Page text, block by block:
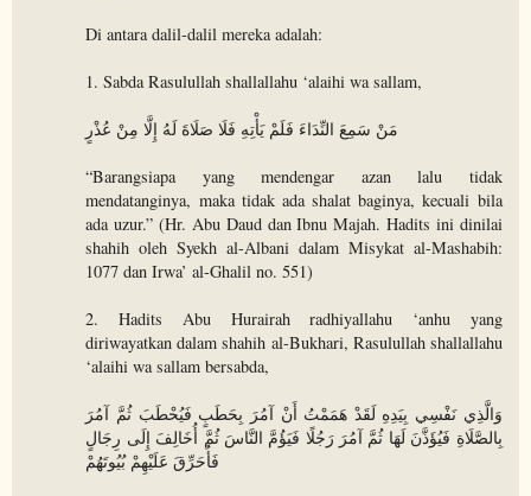
Di antara dalil-dalil mereka adalah:
1. Sabda Rasulullah shallallahu ‘alaihi wa sallam,
مَنْ سَمِعَ النِّدَاءَ فَلَمْ يَأْتِهِ فَلَا صَلَاةَ لَهُ إِلَّا مِنْ عُذْرٍ
“Barangsiapa yang mendengar azan lalu tidak
mendatanginya, maka tidak ada shalat baginya, kecuali bila
ada uzur.” (Hr. Abu Daud dan Ibnu Majah. Hadits ini dinilai
shahih oleh Syekh al-Albani dalam Misykat al-Mashabih:
1077 dan Irwa’ al-Ghalil no. 551)
2. Hadits Abu Hurairah radhiyallahu ‘anhu yang
diriwayatkan dalam shahih al-Bukhari, Rasulullah shallallahu
‘alaihi wa sallam bersabda,
وَالَّذِي نَفْسِي بِيَدِهِ لَقَدْ هَمَمْتُ أَنْ آمُرَ بِحَطَبٍ فَيُحْطَبَ ثُمَّ آمُرَ
بِالصَّلَاةِ فَيُؤَذَّنَ لَهَا ثُمَّ آمُرَ رَجُلًا فَيَؤُمَّ النَّاسَ ثُمَّ أُخَالِفَ إِلَى رِجَالٍ
فَأُحَرِّقَ عَلَيْهِمْ بُيُوتَهُمْ